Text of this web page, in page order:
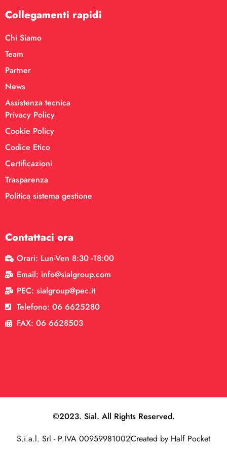
Collegamenti rapidi
Chi Siamo
Team
Partner
News
Assistenza tecnica
Privacy Policy
Cookie Policy
Codice Etico
Certificazioni
Trasparenza
Politica sistema gestione
Contattaci ora
Orari: Lun-Ven 8:30 -18:00
Email: info@sialgroup.com
PEC: sialgroup@pec.it
Telefono: 06 6625280
FAX: 06 6628503
©2023. Sial. All Rights Reserved.
S.i.a.l. Srl - P.IVA 00959981002Created by Half Pocket